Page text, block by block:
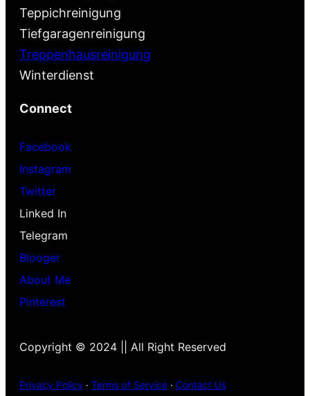
Teppichreinigung
Tiefgaragenreinigung
Treppenhausreinigung
Winterdienst
Connect
Facebook
Instagram
Twitter
Linked In
Telegram
Blooger
About Me
Pinterest
Copyright © 2024 || All Right Reserved
Privacy Policy · Terms of Service · Contact Us